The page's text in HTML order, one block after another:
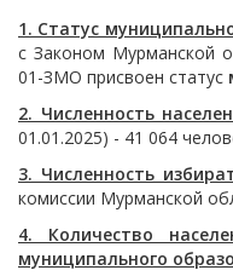
1. Статус
с Законом Мурманской
01-ЗМО присвоен статус
2. Численность
01.01.2025) - 41 064
3. Численность
комиссии Мурманской
4. Количество
муниципального